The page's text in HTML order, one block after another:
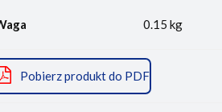
0.15 kg
Pobierz produkt do PDF